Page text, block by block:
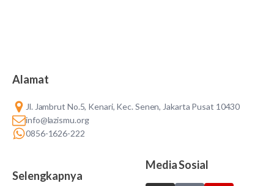
Alamat
Jl. Jambrut No.5, Kenari, Kec. Senen, Jakarta Pusat 10430
info@lazismu.org
0856-1626-222
Selengkapnya
Media Sosial